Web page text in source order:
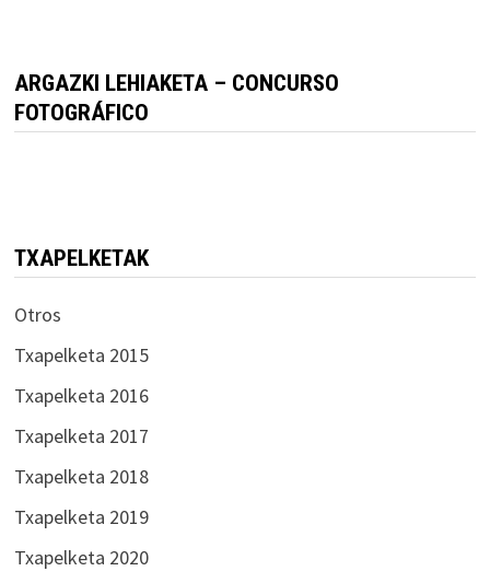
ARGAZKI LEHIAKETA – CONCURSO
FOTOGRÁFICO
TXAPELKETAK
Otros
Txapelketa 2015
Txapelketa 2016
Txapelketa 2017
Txapelketa 2018
Txapelketa 2019
Txapelketa 2020